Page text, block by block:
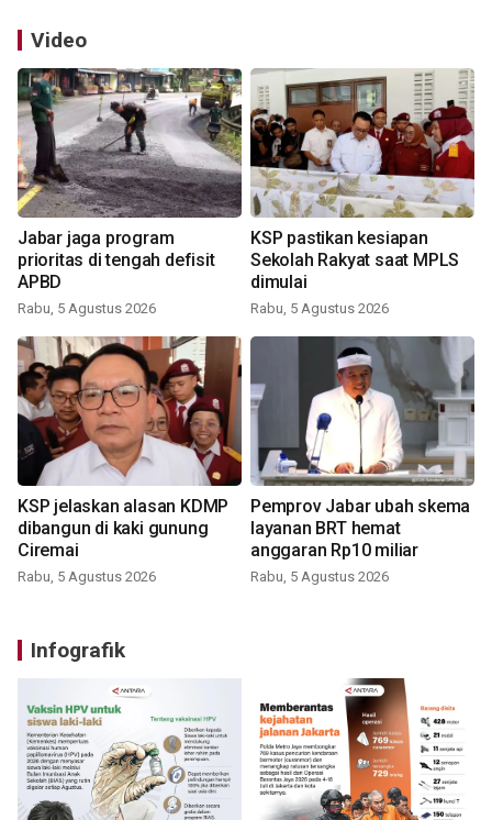
Video
Jabar jaga program
prioritas di tengah defisit
APBD
Rabu, 5 Agustus 2026
KSP pastikan kesiapan
Sekolah Rakyat saat MPLS
dimulai
Rabu, 5 Agustus 2026
KSP jelaskan alasan KDMP
dibangun di kaki gunung
Ciremai
Rabu, 5 Agustus 2026
Pemprov Jabar ubah skema
layanan BRT hemat
anggaran Rp10 miliar
Rabu, 5 Agustus 2026
Infografik